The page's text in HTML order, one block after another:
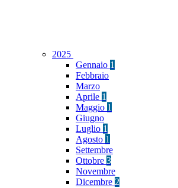
2025
Gennaio 1
Febbraio
Marzo
Aprile 1
Maggio 1
Giugno
Luglio 1
Agosto 1
Settembre
Ottobre 3
Novembre
Dicembre 2